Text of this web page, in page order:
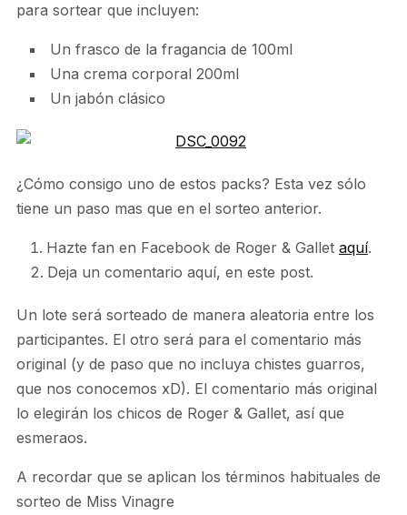
para sortear que incluyen:
Un frasco de la fragancia de 100ml
Una crema corporal 200ml
Un jabón clásico
¿Cómo consigo uno de estos packs? Esta vez sólo
tiene un paso mas que en el sorteo anterior.
Hazte fan en Facebook de Roger & Gallet aquí.
Deja un comentario aquí, en este post.
Un lote será sorteado de manera aleatoria entre los
participantes. El otro será para el comentario más
original (y de paso que no incluya chistes guarros,
que nos conocemos xD). El comentario más original
lo elegirán los chicos de Roger & Gallet, así que
esmeraos.
A recordar que se aplican los términos habituales de
sorteo de Miss Vinagre